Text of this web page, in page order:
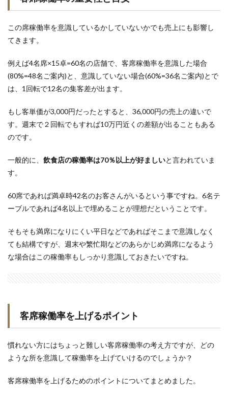
この席稼働率を意識しているかしていないかでも売上にも影響し
てきます。
例えば4名席×15卓=60名の店舗で、客席稼働率を意識した場合
(80%=48名ご案内)と、意識していない場合(60%=36名ご案内)とで
は、1回転で12名の集客差が出ます。
もし客単価が3,000円だったとすると、36,000円の売上の違いで
す。週末で２回転でもすれば10万円近くの差額が出ることもある
のです。
一般的に、 飲食店の稼働率は70％以上が好ましいと言われていま
す。
60席であれば満卓時42名のお客さんがいるという事ですね。6名テ
ーブルであれば4名以上で埋めることが理想だということです。
そもそも満席になりにくい平日などであればそこまで意識しなく
ても結構ですが、週末や繁忙期などのあらかじめ満席になるよう
な場合はこの稼働率もしっかり意識しておきたいですね。
客席稼働率を上げるポイント
慣れない方にはちょっと難しい客席稼働率の考え方ですが、どの
ような所を意識して稼働率を上げていけるのでしょうか？
客席稼働率を上げるためのポイントについてまとめました。